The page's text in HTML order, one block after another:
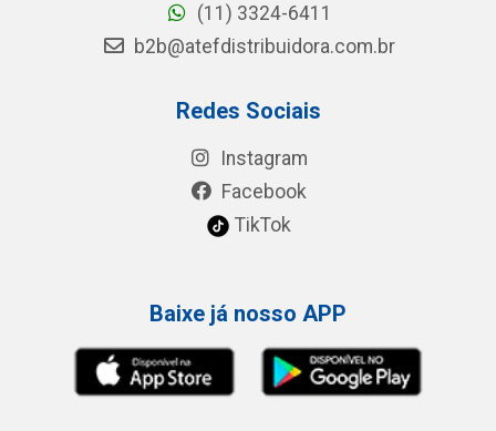
(11) 3324-6411
b2b@atefdistribuidora.com.br
Redes Sociais
Instagram
Facebook
TikTok
Baixe já nosso APP